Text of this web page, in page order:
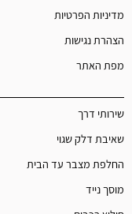
מדיניות הפרטיות
הצהרת נגישות
מפת האתר
שירותי דרך
שאיבת דלק שגוי
החלפת מצבר עד הבית
מוסך נייד